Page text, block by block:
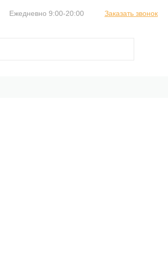
Ежедневно 9:00-20:00 Заказать звонок